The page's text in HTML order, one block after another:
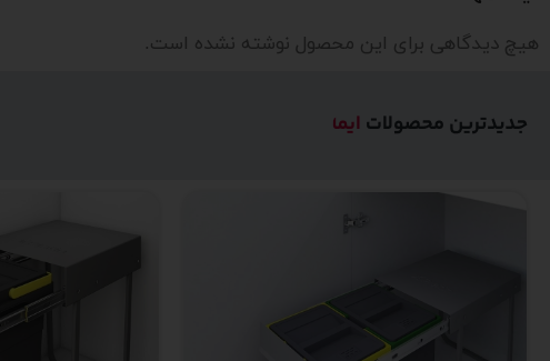
هیچ دیدگاهی برای این محصول نوشته نشده است.